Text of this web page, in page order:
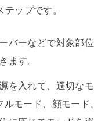
ップです。
バーなどで対象部
ます。
を入れて、適切な
モード、顔モード